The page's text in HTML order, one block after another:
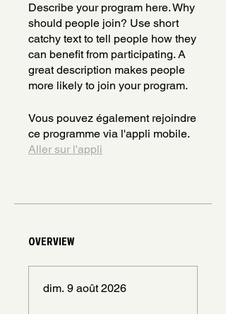
Describe your program here. Why
should people join? Use short
catchy text to tell people how they
can benefit from participating. A
great description makes people
more likely to join your program.
Vous pouvez également rejoindre
ce programme via l'appli mobile.
Aller sur l'appli
OVERVIEW
dim. 9 août 2026